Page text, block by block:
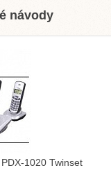
návody
1020 Twinset